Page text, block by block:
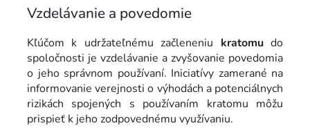
Vzdelávanie a povedomie
Kľúčom k udržateľnému začleneniu kratomudo
spoločnosti je vzdelávanie a zvyšovanie povedomia
o jeho správnom používaní. Iniciatívy zamerané na
informovanie verejnosti o výhodách a potenciálnych
rizikách spojených s používaním kratomu môžu
prispieť k jeho zodpovednému využívaniu.